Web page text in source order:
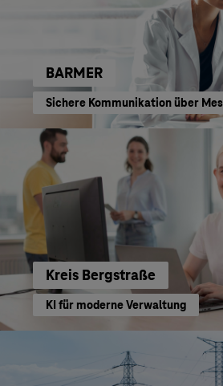
BARMER
Sichere Kommunikation über
Kreis Bergstraße
KI für moderne Verwaltung